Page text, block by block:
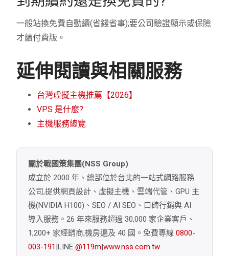
一般站換免費自動續(省錢省事);要公司驗證顯示或保險
才續付費版。
延伸閱讀與相關服務
台灣虛擬主機推薦【2026】
VPS 是什麼?
主機服務總覽
關於戰國策集團(NSS Group)
成立於 2000 年、總部位於台北的一站式網路服務
公司,提供網頁設計、虛擬主機、雲端代管、GPU 主
機(NVIDIA H100)、SEO / AI SEO、口碑行銷與 AI
導入服務。26 年來服務超過 30,000 家企業客戶、
1,200+ 家經銷商,機房遍及 40 國。免費專線0800-
003-191|LINE@119m|www.nss.com.tw